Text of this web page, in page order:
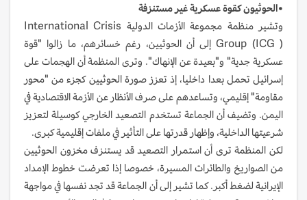
•الحوثيون كقوة عسكرية غير مستنزفة
وتشير منظمة مجموعة الأزمات الدولية International Crisis
Group (ICG ) إلى أن الحوثيين، رغم خسائرهم، ما زالوا "قوة
عسكرية جدية" و"بعيدة عن الإنهاك". وترى المنظمة أن الهجمات على
إسرائيل تحمل بعدا داخليا، إذ تعزز صورة الحوثيين كجزء من "محور
مقاومة" إقليمي، وتساعدهم على صرف الأنظار عن الأزمة الاقتصادية في
اليمن. وتضيف أن الجماعة تستخدم التصعيد الخارجي كوسيلة لتعزيز
شرعيتها الداخلية، وإظهار قدرتها على التأثير في ملفات إقليمية كبرى.
لكن المنظمة ترى أن استمرار التصعيد قد يستنزف مخزون الحوثيين
من الصواريخ والطائرات المسيرة، خصوصا إذا تعرضت خطوط الإمداد
الإيرانية لضغط أكبر. كما تشير إلى أن الجماعة قد تجد نفسها في مواجهة